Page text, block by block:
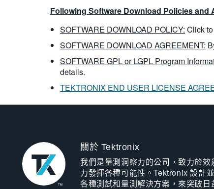
Following Software Download Policies
SOFTWARE DOWNLOAD POLICY: Click
SOFTWARE DOWNLOAD AGREEMENT:
SOFTWARE GPL or LGPL Program
details.
TEKTRONIX END USER LICENSE
關於 Tektronix
我們是量測洞察力的公司，致力於效
力發揮各種可能性。Tektronix 設計
各種測試和量測解決方案，來突破日